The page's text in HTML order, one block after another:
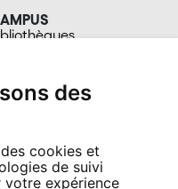
des
cookies et
de suivi
votre expérience